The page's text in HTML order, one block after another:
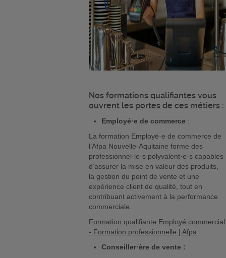
Nos formations qualifiantes vous
ouvrent les portes de ces métiers :
Employé·e de commerce :
La formation Employé·e de commerce de
l’Afpa Nouvelle-Aquitaine forme des
professionnel·le·s polyvalent·e·s capables
d’assurer la mise en valeur des produits,
la gestion du point de vente et une
expérience client de qualité, tout en
contribuant activement à la performance
commerciale.
Formation qualifiante Employé commercial
- Formation professionnelle | Afpa
Conseiller·ère de vente :